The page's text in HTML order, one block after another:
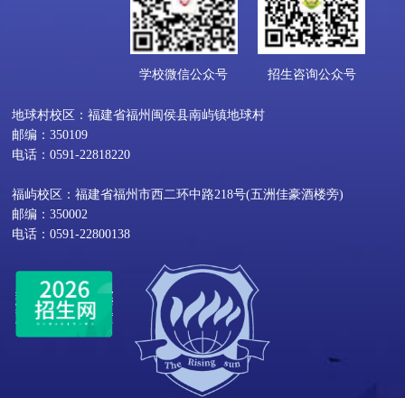
学校微信公众号 招生咨询公众号
地球村校区：福建省福州闽侯县南屿镇地球村
邮编：350109
电话：0591-22818220
福屿校区：福建省福州市西二环中路218号(五洲佳豪酒楼旁)
邮编：350002
电话：0591-22800138